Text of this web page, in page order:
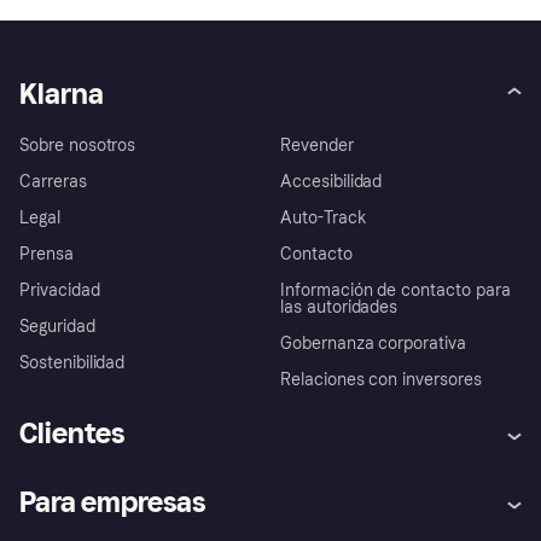
Klarna
Sobre nosotros
Carreras
Legal
Prensa
Privacidad
Seguridad
Sostenibilidad
Revender
Accesibilidad
Auto-Track
Contacto
Información de contacto para
las autoridades
Gobernanza corporativa
Relaciones con inversores
Clientes
Inicio de sesión
Para empresas